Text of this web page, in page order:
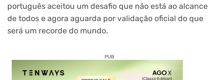
português aceitou um desafio que não está ao alcance
de todos e agora aguarda por validação oficial do que
será um recorde do mundo.
PUB